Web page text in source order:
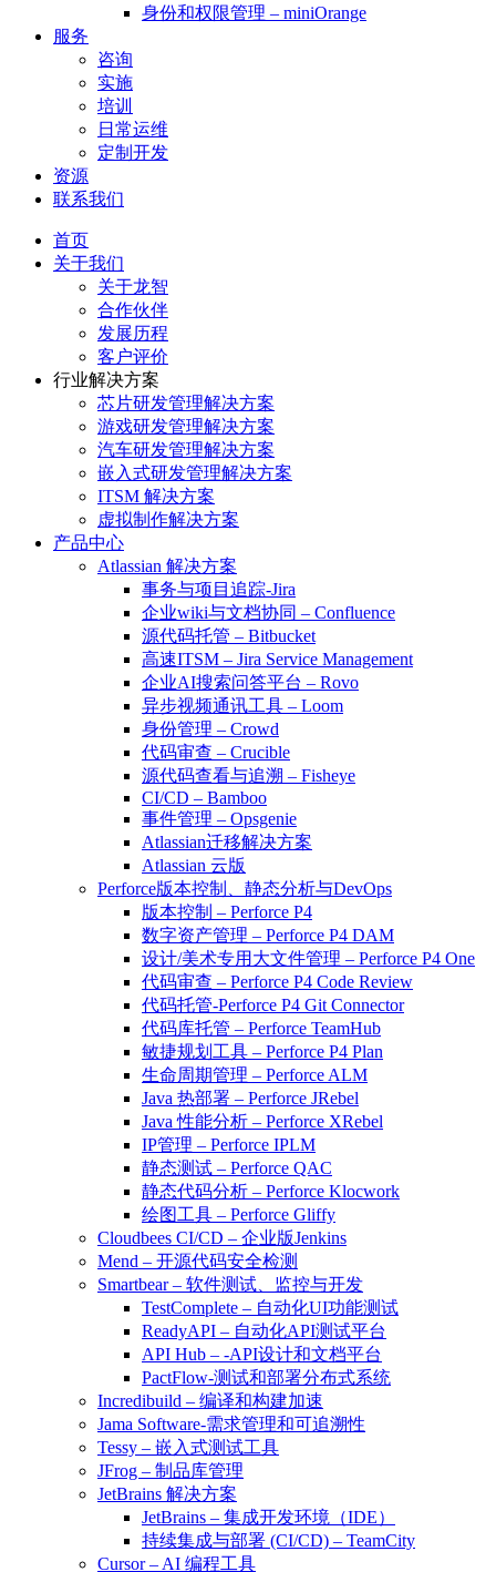
身份和权限管理 – miniOrange
服务
咨询
实施
培训
日常运维
定制开发
资源
联系我们
首页
关于我们
关于龙智
合作伙伴
发展历程
客户评价
行业解决方案
芯片研发管理解决方案
游戏研发管理解决方案
汽车研发管理解决方案
嵌入式研发管理解决方案
ITSM 解决方案
虚拟制作解决方案
产品中心
Atlassian 解决方案
事务与项目追踪-Jira
企业wiki与文档协同 – Confluence
源代码托管 – Bitbucket
高速ITSM – Jira Service Management
企业AI搜索问答平台 – Rovo
异步视频通讯工具 – Loom
身份管理 – Crowd
代码审查 – Crucible
源代码查看与追溯 – Fisheye
CI/CD – Bamboo
事件管理 – Opsgenie
Atlassian迁移解决方案
Atlassian 云版
Perforce版本控制、静态分析与DevOps
版本控制 – Perforce P4
数字资产管理 – Perforce P4 DAM
设计/美术专用大文件管理 – Perforce P4 One
代码审查 – Perforce P4 Code Review
代码托管-Perforce P4 Git Connector
代码库托管 – Perforce TeamHub
敏捷规划工具 – Perforce P4 Plan
生命周期管理 – Perforce ALM
Java 热部署 – Perforce JRebel
Java 性能分析 – Perforce XRebel
IP管理 – Perforce IPLM
静态测试 – Perforce QAC
静态代码分析 – Perforce Klocwork
绘图工具 – Perforce Gliffy
Cloudbees CI/CD – 企业版Jenkins
Mend – 开源代码安全检测
Smartbear – 软件测试、监控与开发
TestComplete – 自动化UI功能测试
ReadyAPI – 自动化API测试平台
API Hub – -API设计和文档平台
PactFlow-测试和部署分布式系统
Incredibuild – 编译和构建加速
Jama Software-需求管理和可追溯性
Tessy – 嵌入式测试工具
JFrog – 制品库管理
JetBrains 解决方案
JetBrains – 集成开发环境（IDE）
持续集成与部署 (CI/CD) – TeamCity
Cursor – AI 编程工具